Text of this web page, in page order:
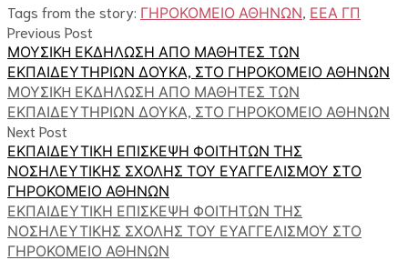
Tags from the story: ΓΗΡΟΚΟΜΕΙΟ ΑΘΗΝΩΝ ΕΕΑ ΓΠ
Previous Post
ΜΟΥΣΙΚH ΕΚΔΗΛΩΣΗ ΑΠΟ ΜΑΘΗΤΕΣ ΤΩΝ
ΕΚΠΑΙΔΕΥΤΗΡΙΩΝ ΔΟΥΚΑ, ΣΤΟ ΓΗΡΟΚΟΜΕΙΟ ΑΘΗΝΩΝ
ΜΟΥΣΙΚH ΕΚΔΗΛΩΣΗ ΑΠΟ ΜΑΘΗΤΕΣ ΤΩΝ
ΕΚΠΑΙΔΕΥΤΗΡΙΩΝ ΔΟΥΚΑ, ΣΤΟ ΓΗΡΟΚΟΜΕΙΟ ΑΘΗΝΩΝ
Next Post
ΕΚΠΑΙΔΕΥΤΙΚΗ ΕΠΙΣΚΕΨΗ ΦΟΙΤΗΤΩΝ ΤΗΣ
ΝΟΣΗΛΕΥΤΙΚΗΣ ΣΧΟΛΗΣ ΤΟΥ ΕΥΑΓΓΕΛΙΣΜΟΥ ΣΤΟ
ΓΗΡΟΚΟΜΕΙΟ ΑΘΗΝΩΝ
ΕΚΠΑΙΔΕΥΤΙΚΗ ΕΠΙΣΚΕΨΗ ΦΟΙΤΗΤΩΝ ΤΗΣ
ΝΟΣΗΛΕΥΤΙΚΗΣ ΣΧΟΛΗΣ ΤΟΥ ΕΥΑΓΓΕΛΙΣΜΟΥ ΣΤΟ
ΓΗΡΟΚΟΜΕΙΟ ΑΘΗΝΩΝ